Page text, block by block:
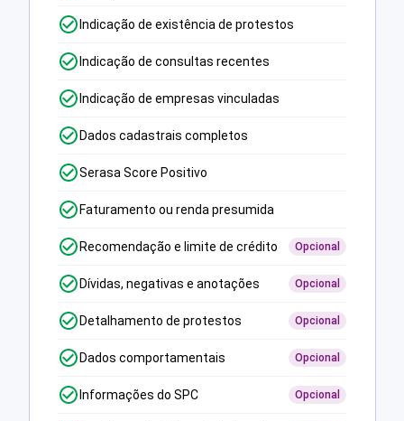
Indicação de existência de protestos
Indicação de consultas recentes
Indicação de empresas vinculadas
Dados cadastrais completos
Serasa Score Positivo
Faturamento ou renda presumida
Recomendação e limite de crédito Opcional
Dívidas, negativas e anotações Opcional
Detalhamento de protestos Opcional
Dados comportamentais Opcional
Informações do SPC Opcional